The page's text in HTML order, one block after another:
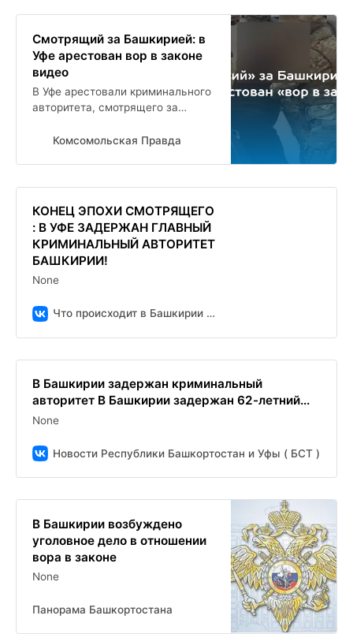
Смотрящий за Башкирией: в
Уфе арестован вор в законе
видео
В Уфе арестовали криминального
авторитета, смотрящего за
Комсомольская Правда
КОНЕЦ ЭПОХИ СМОТРЯЩЕГО
: В УФЕ ЗАДЕРЖАН ГЛАВНЫЙ
КРИМИНАЛЬНЫЙ АВТОРИТЕТ
БАШКИРИИ!
None
Что происходит в Башкирии | УФА | РБ
В Башкирии задержан криминальный
авторитет В Башкирии задержан 62-летний...
None
Новости Республики Башкортостан и Уфы ( БСТ )
В Башкирии возбуждено
уголовное дело в отношении
вора в законе
None
Панорама Башкортостана